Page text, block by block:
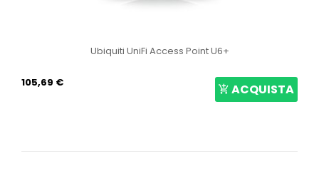
Ubiquiti UniFi Access Point U6+
105,69 € ACQUISTA